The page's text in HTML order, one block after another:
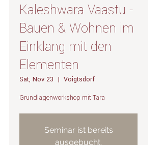
Kaleshwara Vaastu -
Bauen & Wohnen im
Einklang mit den
Elementen
Sat, Nov 23
  |
Voigtsdorf
Grundlagenworkshop mit Tara
Seminar ist bereits
ausgebucht.